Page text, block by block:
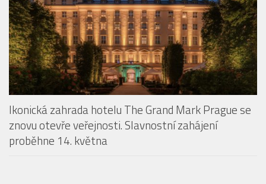
Ikonická zahrada hotelu The Grand Mark Prague se
znovu otevře veřejnosti. Slavnostní zahájení
proběhne 14. května